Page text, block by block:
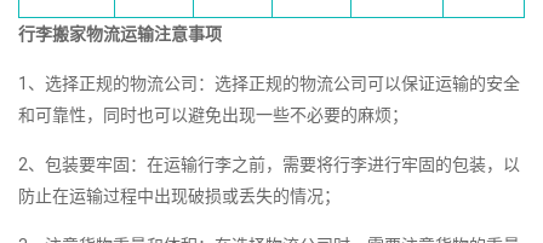
行李搬家物流运输注意事项
1、选择正规的物流公司：选择正规的物流公司可以保证运输的安全
和可靠性，同时也可以避免出现一些不必要的麻烦；
2、包装要牢固：在运输行李之前，需要将行李进行牢固的包装，以
防止在运输过程中出现破损或丢失的情况；